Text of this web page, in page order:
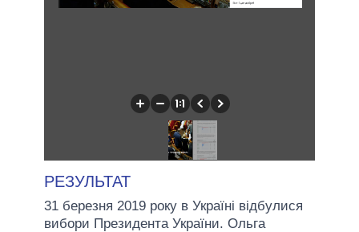
РЕЗУЛЬТАТ
31 березня 2019 року в Україні відбулися
вибори Президента України. Ольга